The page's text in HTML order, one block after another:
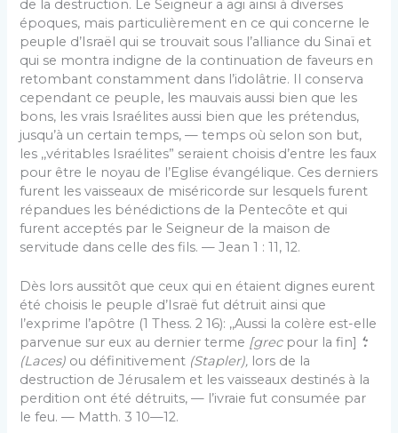
de la destruction. Le Seigneur a agi ainsi à diverses
époques, mais particulièrement en ce qui concerne le
peuple d’Israël qui se trouvait sous l’alliance du Sinaï et
qui se montra indigne de la continuation de faveurs en
retombant constamment dans l’idolâtrie. Il conserva
cependant ce peuple, les mauvais aussi bien que les
bons, les vrais Israélites aussi bien que les prétendus,
jusqu’à un certain temps, — temps où selon son but,
les ,,véritables Israélites” seraient choisis d’entre les faux
pour être le noyau de l’Eglise évangélique. Ces derniers
furent les vaisseaux de miséricorde sur les­quels furent
répandues les bénédictions de la Pente­côte et qui
furent acceptés par le Seigneur de la maison de
servitude dans celle des fils. — Jean 1 : 11, 12.
Dès lors aussitôt que ceux qui en étaient dignes eurent
été choisis le peuple d’Israë fut détruit ainsi que
l’exprime l’apôtre (1 Thess. 2 16): ,,Aussi la colère est-elle
parvenue sur eux au dernier terme [grec pour la fin] ‘:
(Laces) ou définitivement (Stapler), lors de la
destruction de Jérusalem et les vaisseaux destinés à la
perdition ont été détruits, — l’ivraie fut consumée par
le feu. — Matth. 3 10—12.